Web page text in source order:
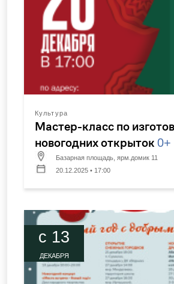
Культура
Мастер-класс по
новогодних открыток 0+
Базарная площадь, ярм.домик 11
20.12.2025 • 17:00
c 13
ДЕКАБРЯ